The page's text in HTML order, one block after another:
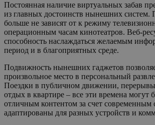
Постоянная наличие виртуальных забав
из главных достоинств нынешних систем.
больше не зависят от к режиму
операционным часам кинотеатров. Веб-
способность наслаждаться желаемым
период и в благоприятных среде.
Подвижность нынешних гаджетов
произвольное место в персональный
Поездки в публичном движении, перерывы
отдых в квартире – все эти времена могут
отличным контентом за счет современным
адаптированы для разных устройств и